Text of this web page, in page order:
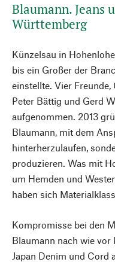
Blaumann. Jeans
Württemberg
Künzelsau in
bis ein Großer der
einstellte. Vier
Peter Bättig und Gerd
aufgenommen. 2013
Blaumann, mit dem
hinterherzulaufen,
produzieren. Was mit
um Hemden und
haben sich
Kompromisse bei den
Blaumann nach wie vor
Japan Denim und Cord